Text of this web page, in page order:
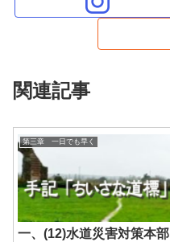
関連記事
第三章 一日でも早く
一、(12)水道災害対策本部